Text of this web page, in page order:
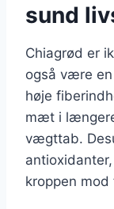
sund
Chiagrød er
også være
høje
mæt i
vægttab.
kroppen mod